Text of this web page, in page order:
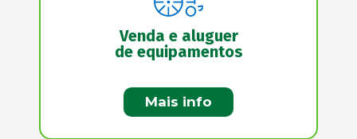
Venda e aluguer
de equipamentos
Mais info